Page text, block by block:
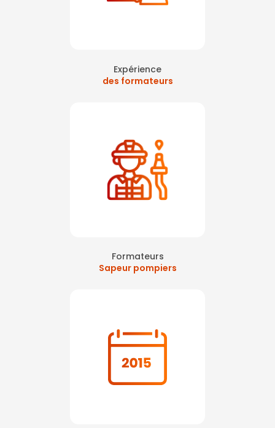
Expérience
des formateurs
Formateurs
Sapeur pompiers